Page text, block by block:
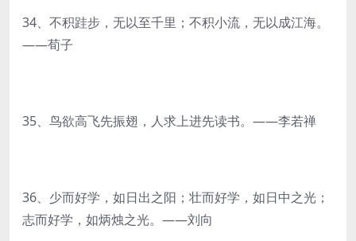
34、不积跬步，无以至千里；不积小流，无以成江海。
——荀子
35、鸟欲高飞先振翅，人求上进先读书。——李若禅
36、少而好学，如日出之阳；壮而好学，如日中之光；
志而好学，如炳烛之光。——刘向